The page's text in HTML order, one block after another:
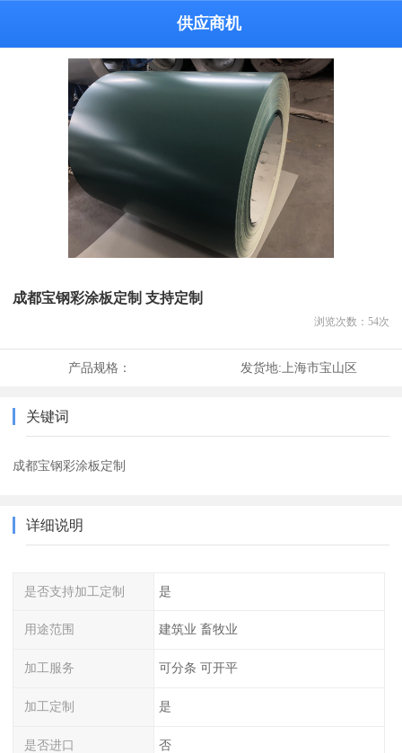
供应商机
成都宝钢彩涂板定制 支持定制
浏览次数： 54次
产品规格： 发货地:上海市宝山区
关键词
成都宝钢彩涂板定制
详细说明
是否支持加工定制 是
用途范围 建筑业 畜牧业
加工服务 可分条 可开平
加工定制 是
是否进口 否